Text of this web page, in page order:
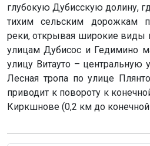
глубокую Дубисскую долину,
тихим сельским дорожкам
реки, открывая широкие виды
улицам Дубисос и Гедимино
улицу Витауто –
Лесная тропа по улице
приводит к повороту к
Киркшнове (0,2 км до конечной